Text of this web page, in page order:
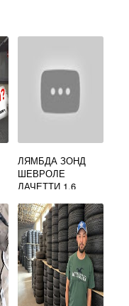
ЛЯМБДА ЗОНД
ШЕВРОЛЕ
ЛАЧЕТТИ 1.6